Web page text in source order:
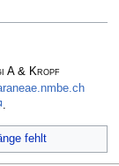
A & Kropf
.
fehlt